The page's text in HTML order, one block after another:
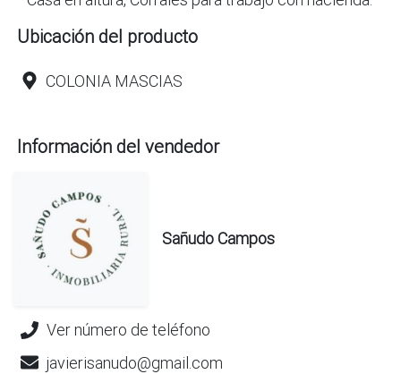
Ubicación del producto
COLONIA MASCIAS
Información del vendedor
Sañudo Campos
Ver número de teléfono
javierisanudo@gmail.com